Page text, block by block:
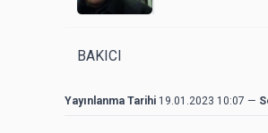
BAKICI
Yayınlanma Tarihi 19.01.2023 10:07 —